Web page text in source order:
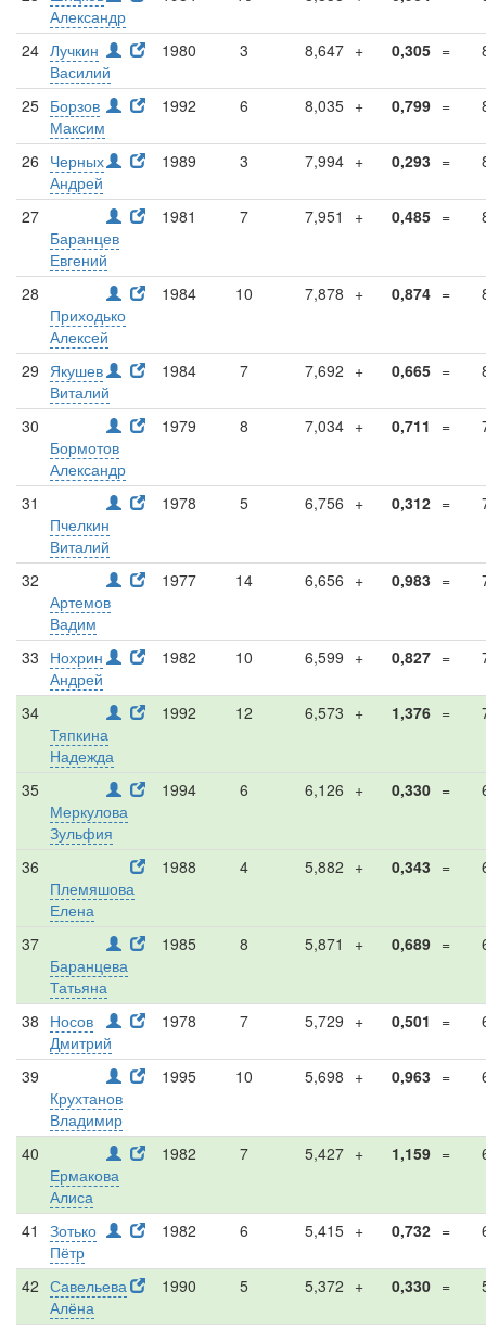
Александр
24 Лучкин
Василий
1980 3 8,647 + 0,305 =
25 Борзов
Максим
1992 6 8,035 + 0,799 =
26 Черных
Андрей
1989 3 7,994 + 0,293 =
27
Баранцев
Евгений
1981 7 7,951 + 0,485 =
28
Приходько
Алексей
1984 10 7,878 + 0,874 =
29 Якушев
Виталий
1984 7 7,692 + 0,665 =
30
Бормотов
Александр
1979 8 7,034 + 0,711 =
31
Пчелкин
Виталий
1978 5 6,756 + 0,312 =
32
Артемов
Вадим
1977 14 6,656 + 0,983 =
33 Нохрин
Андрей
1982 10 6,599 + 0,827 =
34
Тяпкина
Надежда
1992 12 6,573 + 1,376 =
35
Меркулова
Зульфия
1994 6 6,126 + 0,330 =
36
Племяшова
Елена
1988 4 5,882 + 0,343 =
37
Баранцева
Татьяна
1985 8 5,871 + 0,689 =
38 Носов
Дмитрий
1978 7 5,729 + 0,501 =
39
Крухтанов
Владимир
1995 10 5,698 + 0,963 =
40
Ермакова
Алиса
1982 7 5,427 + 1,159 =
41
Зотько
Пётр
1982 6 5,415 + 0,732 =
42 Савельева
Алёна
1990 5 5,372 + 0,330 =